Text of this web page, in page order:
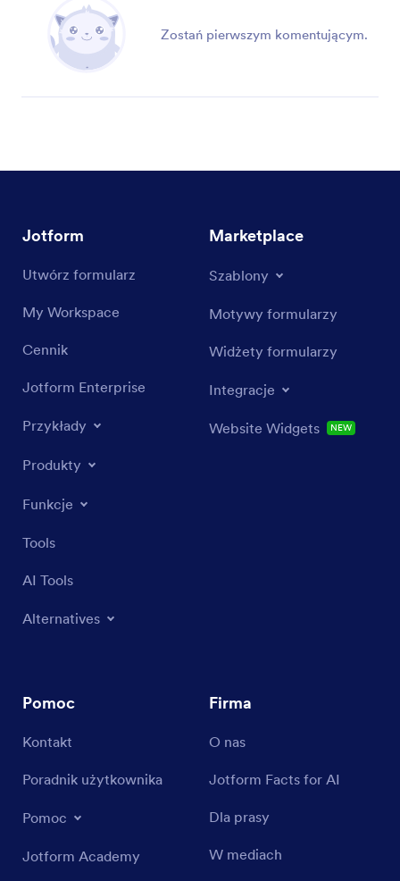
Zostań pierwszym komentującym.
Jotform
Utwórz formularz
My Workspace
Cennik
Jotform Enterprise
Przykłady
Produkty
Funkcje
Tools
AI Tools
Alternatives
Marketplace
Szablony
Motywy formularzy
Widżety formularzy
Integracje
Website Widgets NEW
Pomoc
Kontakt
Poradnik użytkownika
Pomoc
Jotform Academy
Firma
O nas
Jotform Facts for AI
Dla prasy
W mediach